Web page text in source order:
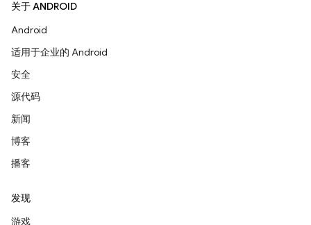
关于 ANDROID
Android
适用于企业的 Android
安全
源代码
新闻
博客
播客
发现
游戏